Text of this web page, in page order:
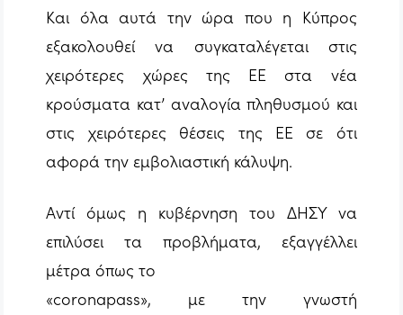
Και όλα αυτά την ώρα που η Κύπρος
εξακολουθεί να συγκαταλέγεται στις
χειρότερες χώρες της ΕΕ στα νέα
κρούσματα κατ’ αναλογία πληθυσμού και
στις χειρότερες θέσεις της ΕΕ σε ότι
αφορά την εμβολιαστική κάλυψη.
Αντί όμως η κυβέρνηση του ΔΗΣΥ να
επιλύσει τα προβλήματα, εξαγγέλλει
μέτρα όπως το
«coronapass», με την γνωστή